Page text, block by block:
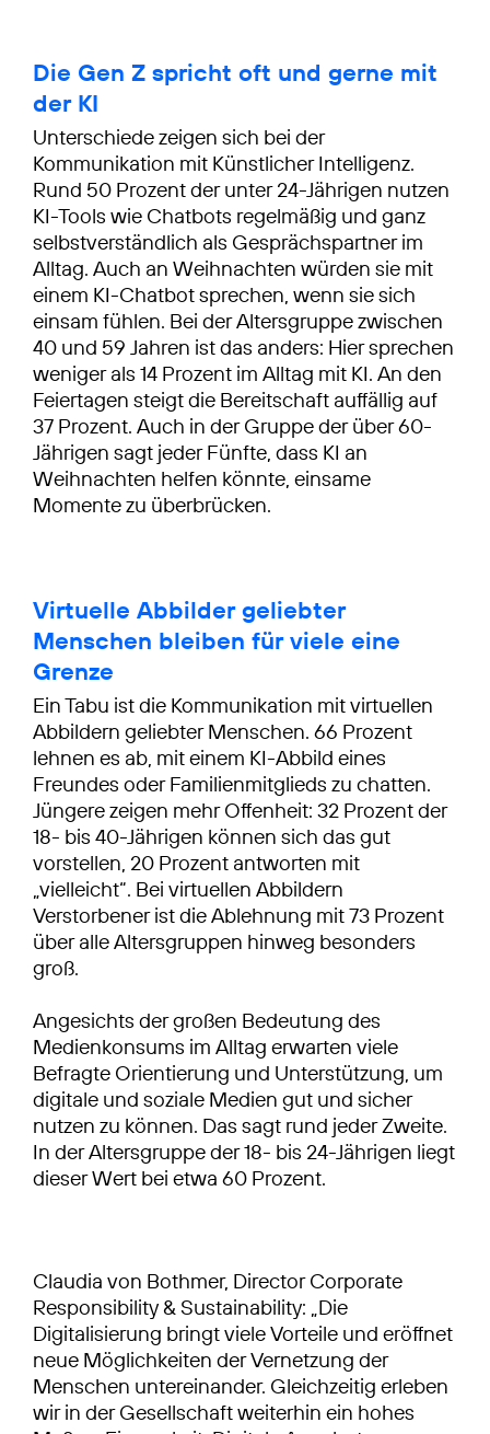
Die Gen Z spricht oft und gerne mit
der KI
Unterschiede zeigen sich bei der
Kommunikation mit Künstlicher Intelligenz.
Rund 50 Prozent der unter 24-Jährigen nutzen
KI-Tools wie Chatbots regelmäßig und ganz
selbstverständlich als Gesprächspartner im
Alltag. Auch an Weihnachten würden sie mit
einem KI-Chatbot sprechen, wenn sie sich
einsam fühlen. Bei der Altersgruppe zwischen
40 und 59 Jahren ist das anders: Hier sprechen
weniger als 14 Prozent im Alltag mit KI. An den
Feiertagen steigt die Bereitschaft auffällig auf
37 Prozent. Auch in der Gruppe der über 60-
Jährigen sagt jeder Fünfte, dass KI an
Weihnachten helfen könnte, einsame
Momente zu überbrücken.
Virtuelle Abbilder geliebter
Menschen bleiben für viele eine
Grenze
Ein Tabu ist die Kommunikation mit virtuellen
Abbildern geliebter Menschen. 66 Prozent
lehnen es ab, mit einem KI-Abbild eines
Freundes oder Familienmitglieds zu chatten.
Jüngere zeigen mehr Offenheit: 32 Prozent der
18- bis 40-Jährigen können sich das gut
vorstellen, 20 Prozent antworten mit
„vielleicht“. Bei virtuellen Abbildern
Verstorbener ist die Ablehnung mit 73 Prozent
über alle Altersgruppen hinweg besonders
groß.
Angesichts der großen Bedeutung des
Medienkonsums im Alltag erwarten viele
Befragte Orientierung und Unterstützung, um
digitale und soziale Medien gut und sicher
nutzen zu können. Das sagt rund jeder Zweite.
In der Altersgruppe der 18- bis 24-Jährigen liegt
dieser Wert bei etwa 60 Prozent.
Claudia von Bothmer, Director Corporate
Responsibility & Sustainability: „Die
Digitalisierung bringt viele Vorteile und eröffnet
neue Möglichkeiten der Vernetzung der
Menschen untereinander. Gleichzeitig erleben
wir in der Gesellschaft weiterhin ein hohes